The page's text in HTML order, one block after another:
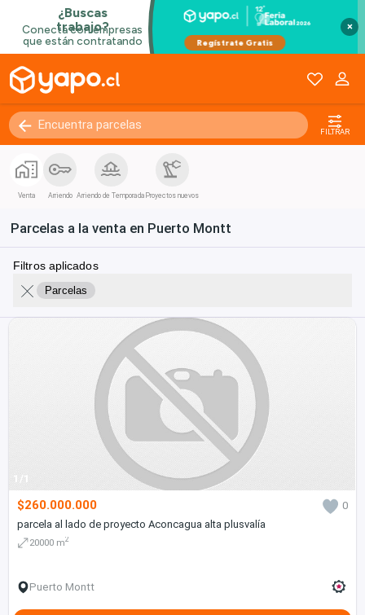
×
FILTRAR
Venta Arriendo Arriendo de Temporada Proyectos nuevos
Parcelas a la venta en Puerto Montt
Filtros aplicados
Parcelas
1/1
$260.000.000
0
parcela al lado de proyecto Aconcagua alta plusvalía
20000 m2
Puerto Montt